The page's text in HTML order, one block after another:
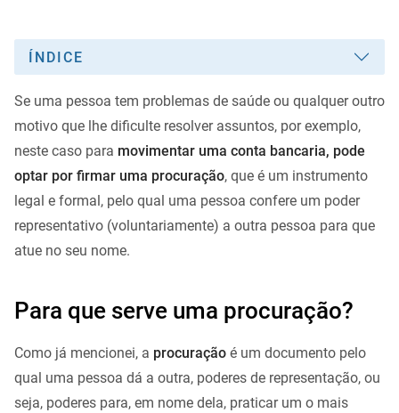
ÍNDICE
Se uma pessoa tem problemas de saúde ou qualquer outro
motivo que lhe dificulte resolver assuntos, por exemplo,
neste caso para movimentar uma conta bancaria, pode
optar por firmar uma procuração, que é um instrumento
legal e formal, pelo qual uma pessoa confere um poder
representativo (voluntariamente) a outra pessoa para que
atue no seu nome.
Para que serve uma procuração?
Como já mencionei, a procuração é um documento pelo
qual uma pessoa dá a outra, poderes de representação, ou
seja, poderes para, em nome dela, praticar um o mais